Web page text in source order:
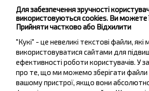
подорожувати
дешевше?
Не пропусти акції, знижки та
пропозиції, INFOBUS. Підпишись на
подорожуй з нами дешевше!
Для забезпечення зручності
використовуються cookies. Ви можете
Прийняти частково або Відхилити
"Кукі" - це невеликі текстові файли,
використовуватися сайтами для
ефективності роботи користувачів. У
про те, що ми можемо зберігати файли
вашому пристрої, якщо вони